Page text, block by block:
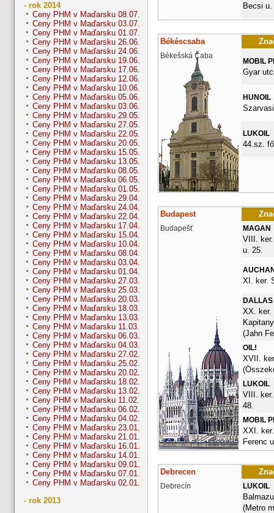
- rok 2014
Ceny PHM v Maďarsku 08.07.
Ceny PHM v Maďarsku 03.07.
Ceny PHM v Maďarsku 01.07.
Ceny PHM v Maďarsku 26.06.
Ceny PHM v Maďarsku 24.06.
Ceny PHM v Maďarsku 19.06.
Ceny PHM v Maďarsku 17.06.
Ceny PHM v Maďarsku 12.06.
Ceny PHM v Maďarsku 10.06.
Ceny PHM v Maďarsku 05.06.
Ceny PHM v Maďarsku 03.06.
Ceny PHM v Maďarsku 29.05.
Ceny PHM v Maďarsku 27.05.
Ceny PHM v Maďarsku 22.05.
Ceny PHM v Maďarsku 20.05.
Ceny PHM v Maďarsku 15.05.
Ceny PHM v Maďarsku 13.05.
Ceny PHM v Maďarsku 08.05.
Ceny PHM v Maďarsku 06.05.
Ceny PHM v Maďarsku 01.05.
Ceny PHM v Maďarsku 29.04.
Ceny PHM v Maďarsku 24.04.
Ceny PHM v Maďarsku 22.04.
Ceny PHM v Maďarsku 17.04.
Ceny PHM v Maďarsku 15.04.
Ceny PHM v Maďarsku 10.04.
Ceny PHM v Maďarsku 08.04.
Ceny PHM v Maďarsku 03.04.
Ceny PHM v Maďarsku 01.04.
Ceny PHM v Maďarsku 27.03.
Ceny PHM v Maďarsku 25.03.
Ceny PHM v Maďarsku 20.03.
Ceny PHM v Maďarsku 18.03.
Ceny PHM v Maďarsku 13.03.
Ceny PHM v Maďarsku 11.03.
Ceny PHM v Maďarsku 06.03.
Ceny PHM v Maďarsku 04.03.
Ceny PHM v Maďarsku 27.02.
Ceny PHM v Maďarsku 25.02.
Ceny PHM v Maďarsku 20.02.
Ceny PHM v Maďarsku 18.02.
Ceny PHM v Maďarsku 13.02.
Ceny PHM v Maďarsku 11.02.
Ceny PHM v Maďarsku 06.02.
Ceny PHM v Maďarsku 04.02.
Ceny PHM v Maďarsku 23.01.
Ceny PHM v Maďarsku 21.01.
Ceny PHM v Maďarsku 16.01.
Ceny PHM v Maďarsku 14.01.
Ceny PHM v Maďarsku 09.01.
Ceny PHM v Maďarsku 07.01.
Ceny PHM v Maďarsku 02.01.
- rok 2013
Becsi u.
Békéscsaba
Békešská Čaba
MOBIL
Gyar
HUNOIL
LUKOIL
44.sz.
Budapest
Budapešť MAGAN
VIII.
u. 25.
XI. ker.
DALLAS
XX. ker.
(Jahn
OIL!
XVII.
LUKOIL
VIII.
48.
MOBIL
XXI.
Ferenc
Debrecen
Debrecín LUKOIL
(Metro